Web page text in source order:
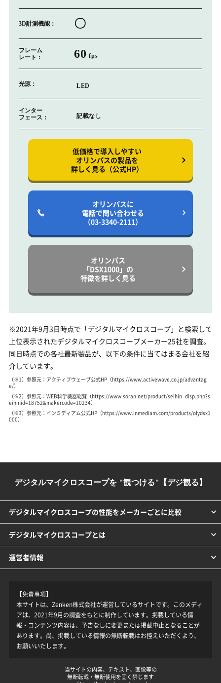
3D計測機能： 〇
フレーム
レート：
60 fps
光源： LED
インター
フェース：
記載なし
低価格で導入しやすい
オリンパスの製品を
詳しく見る（公式HP）
オリンパスに
電話で問い合わせる
（03-3340-2111）
オリンパス
「DSX1000」の
特徴を詳しく見る
※2021年9月3日時点で「デジタルマイクロスコープ」と検索して
上位表示されたデジタルマイクロスコープメーカー25社を調査。
同日時点での各社最新製品が、以下の条件に当てはまる会社を紹
介しています。
（※1）参照元：アクティブウェーブ公式HP（https://www.activewave.co.jp/advantag
e/）
（※2）参照元：WEB科学機器総覧（https://www.soran.net/product/seihin_disp.php?s
eihinid=18752&makercode=10234）
（※3）参照元：インミディアム公式HP（https://www.inmediam.com/products/olydsx1
000）
デジタルマイクロスコープを "観つける"【デジ観る】
デジタルマイクロスコープの性能をメーカーごとに比較
デジタルマイクロスコープとは
運営者情報
【免責事項】
本サイトは、Zenken株式会社が運営しているサイトです。このメディ
アは、2021年9月の調査をもとに制作しています。掲載している情
報・コンテンツ内容は、予告なしに変更または掲載中止となることが
あります。尚、掲載している情報の無断転載はお控えいただくよう、
お願いいたします。
当サイトの内容、テキスト、画像等の
無断転載・無断使用を固く禁じます